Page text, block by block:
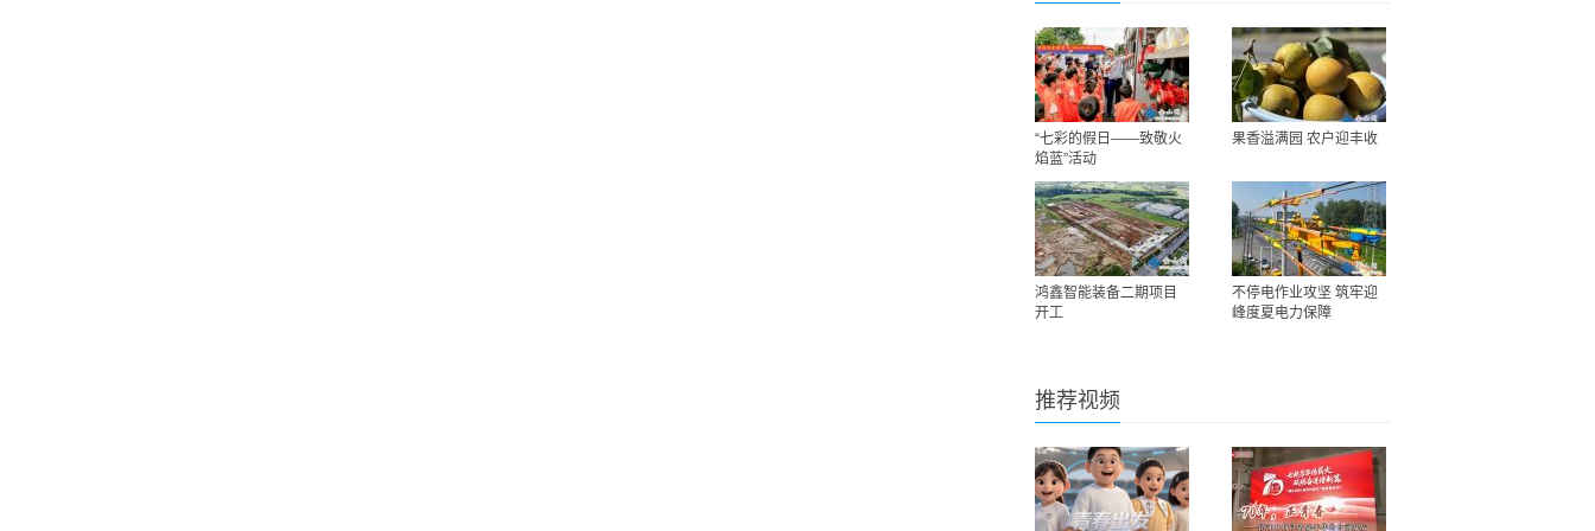
“七彩的假日——致敬火
焰蓝”活动
果香溢满园 农户迎丰收
鸿鑫智能装备二期项目
开工
不停电作业攻坚 筑牢迎
峰度夏电力保障
推荐视频